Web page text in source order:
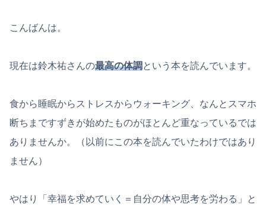
こんばんは。
現在は鈴木祐さんの最高の体調という本を読んでいます。
食から睡眠からストレスからウォーキング、なんとスマホ
断ちまですずきが始めたものがほとんど重なっているでは
ありませんか。（以前にこの本を読んでいたわけではあり
ません）
やはり「幸福を求めていく＝自分の体や思考を労わる」と